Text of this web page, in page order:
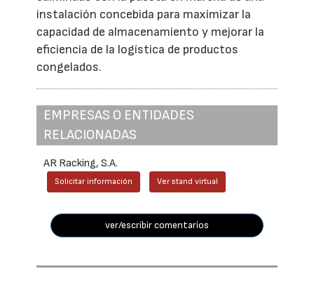
instalación concebida para maximizar la
capacidad de almacenamiento y mejorar la
eficiencia de la logística de productos
congelados.
EMPRESAS O ENTIDADES
RELACIONADAS
AR Racking, S.A.
Solicitar información Ver stand virtual
ver/escribir comentarios